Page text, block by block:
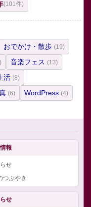
(101件)
おでかけ・散歩 (19)
音楽フェス (13)
活 (8)
(6) WordPress (4)
報
せ
つぶやき
せ